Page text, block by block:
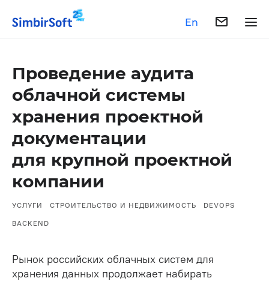
En
Проведение аудита
облачной системы
хранения проектной
документации
для крупной проектной
компании
УСЛУГИ СТРОИТЕЛЬСТВО И НЕДВИЖИМОСТЬ DEVOPS
BACKEND
Рынок российских облачных систем для
хранения данных продолжает набирать